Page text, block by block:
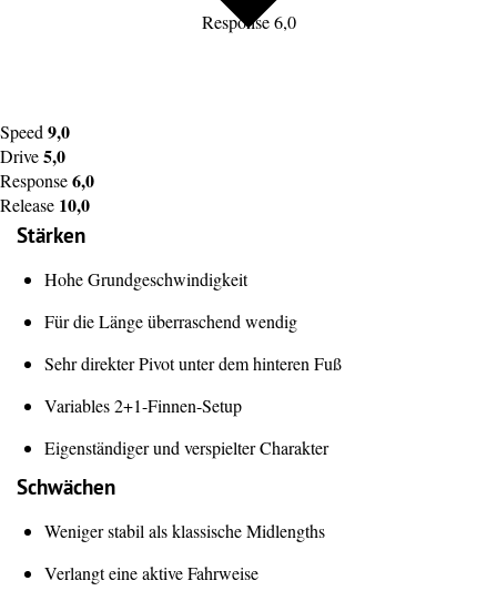
Response 6,0
Speed 9,0
Drive5,0
Response6,0
Release 10,0
Stärken
Hohe Grundgeschwindigkeit
Für die Länge überraschend wendig
Sehr direkter Pivot unter dem hinteren Fuß
Variables 2+1-Finnen-Setup
Eigenständiger und verspielter Charakter
Schwächen
Weniger stabil als klassische Midlengths
Verlangt eine aktive Fahrweise